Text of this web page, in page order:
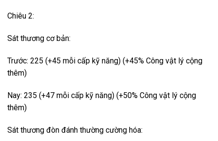
Chiêu 2:
Sát thương cơ bản:
Trước: 225 (+45 mỗi cấp kỹ năng) (+45% Công vật lý cộng
thêm)
Nay: 235 (+47 mỗi cấp kỹ năng) (+50% Công vật lý cộng
thêm)
Sát thương đòn đánh thường cường hóa: